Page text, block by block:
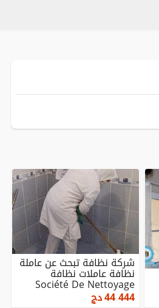
شركة نظافة تبحث عن عاملة
نظافة عاملات نظافة
Société De Nettoyage
Cherche Femme D...
44 444دج